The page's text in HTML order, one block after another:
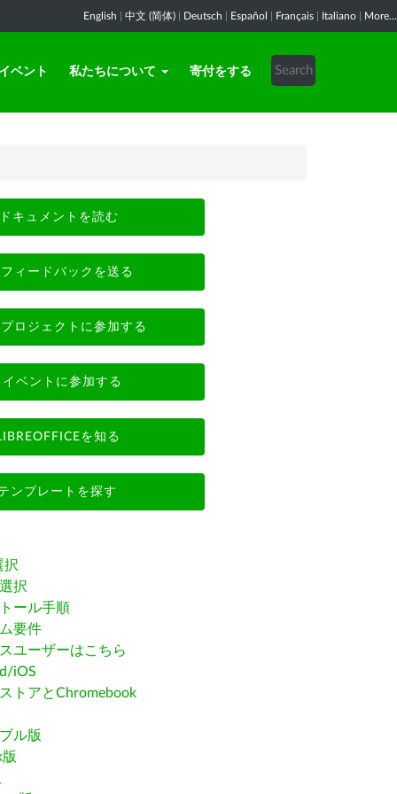
English 中文 (简体) Deutsch Español Français Italiano More...
イベント 私たちについて 寄付をする
ドキュメントを読む
フィードバックを送る
プロジェクトに参加する
イベントに参加する
を知る
ンプレートを探す
択
択
ール手順
要件
ユーザーはこちら
iOS
トアとChromebook
ル版